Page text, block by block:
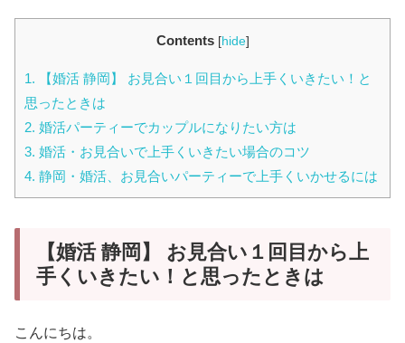
Contents [hide]
1. 【婚活 静岡】 お見合い１回目から上手くいきたい！と
思ったときは
2. 婚活パーティーでカップルになりたい方は
3. 婚活・お見合いで上手くいきたい場合のコツ
4. 静岡・婚活、お見合いパーティーで上手くいかせるには
【婚活 静岡】 お見合い１回目から上
手くいきたい！と思ったときは
こんにちは。